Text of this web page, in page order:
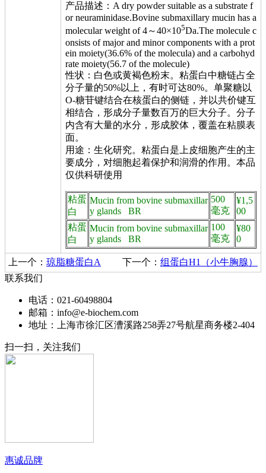
产品描述：A dry powder suitable as a substrate f
or neuraminidase.Bovine submaxillary mucin has a
molecular weight of 4～40×105Da.The molecule c
onsists of major and minor components with a prot
ein moiety(36.6% of the molecula) and a carbohyd
rate moiety(56.7 of the molecule)
性状：白色或黄褐色粉末。粘蛋白中糖链占全
分子量的50%以上，有时可达80%。单聚糖以
O-糖苷键结合在核蛋白的侧链，并以共价键互
相结合，形成分子量数百万的巨大分子。分子
内含有大量的水分，形成胶体，覆盖在粘膜表
面。
用途：生化研究。粘蛋白是上皮细胞产生的主
要成分，对细胞起着保护和润滑的作用。本品
仅供科研使用
粘蛋
白
Mucin from bovine submaxillar
y glands BR
500
毫克
¥1,5
00
粘蛋
白
Mucin from bovine submaxillar
y glands BR
100
毫克
¥80
0
下一个： 组蛋白H1（小牛胸腺）
上一个： 琼脂糖蛋白A
联系我们
电话：021-60498804
邮箱：info@e-biochem.com
地址：上海市徐汇区漕溪路258弄27号航星商务楼2-404
扫一扫，关注我们
惠诚品牌